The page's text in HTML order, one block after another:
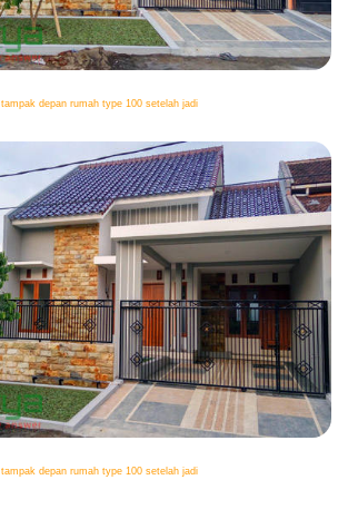
tampak depan rumah type 100 setelah jadi
tampak depan rumah type 100 setelah jadi